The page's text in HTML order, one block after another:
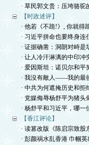
· 草民郭文贵：压垮骆驼
【时政述评】
· 他若《不跪!》, 你就得
· 习近平拼命也要终身连
· 证据确凿：洞朗对峙是
· 让人冷汗淋漓的中印冲
· 爱因斯坦：诺贝尔和平
· 我沒有敵人——我的最
· 中共为何遮掩历史和拒
· 党媒侮辱杨舒平为猪头
· 杨舒平和习近平，哪一
【香江评论】
· 读篡改版《陈启宗致股
· 彭颜祸水乱香港 巾帼